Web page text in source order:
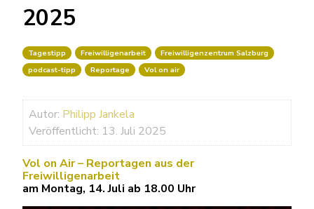
2025
Tagestipp Freiwilligenarbeit
Freiwilligenzentrum Salzburg
podcast-tipp
Reportage Vol on air
Autor: Philipp Jankela
Veröffentlicht: 13. Juli 2025
Vol on Air – Reportagen aus der
Freiwilligenarbeit
am Montag, 14. Juli ab 18.00 Uhr